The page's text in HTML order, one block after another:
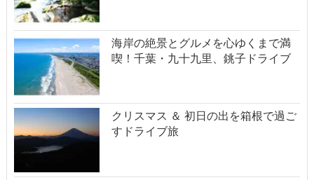
海岸の絶景とグルメを心ゆくまで満
喫！千葉・九十九里、銚子ドライブ
クリスマス ＆ 初日の出を箱根で過ご
すドライブ旅